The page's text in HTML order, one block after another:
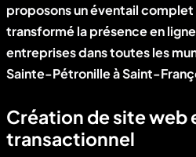
proposons un éventail
transformé la présence en
entreprises dans toutes les
Sainte-Pétronille à Saint-
Création de site web
transactionnel